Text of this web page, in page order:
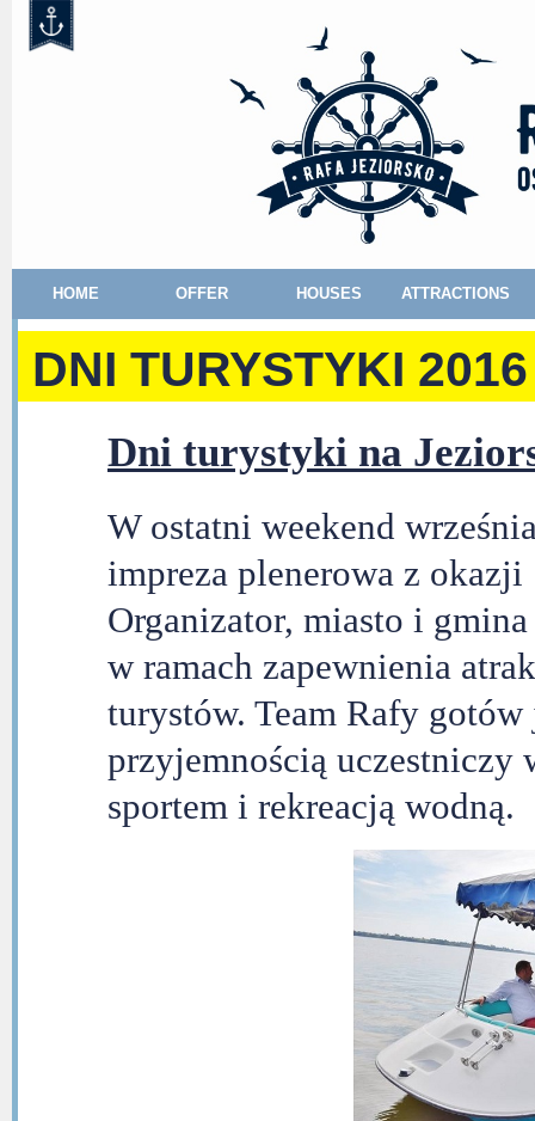
HOME OFFER HOUSES ATTRACTIONS
DNI TURYSTYKI 2016
Dni turystyki na
W ostatni weekend
impreza plenerowa z
Organizator, miasto i gmina
w ramach zapewnienia
turystów. Team Rafy
przyjemnością uczestniczy
sportem i rekreacją wodną.